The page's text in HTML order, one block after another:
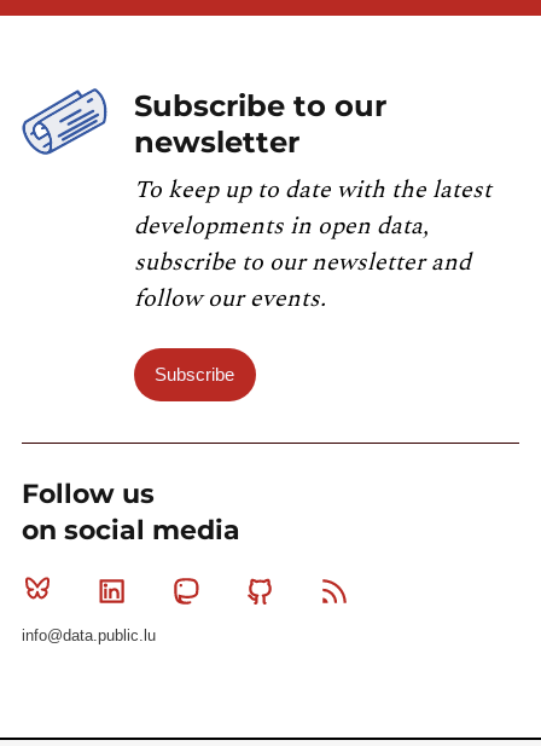
Subscribe to our
newsletter
To keep up to date with the latest
developments in open data,
subscribe to our newsletter and
follow our events.
Subscribe
Follow us
on social media
Bluesky Linkedin MastodonGithub
info@data.public.lu